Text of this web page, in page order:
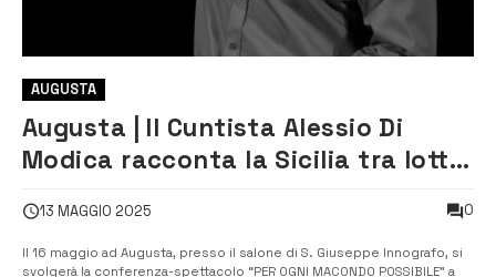
AUGUSTA
Augusta | Il Cuntista Alessio Di
Modica racconta la Sicilia tra lotta
13 MAGGIO 2025 0
Il 16 maggio ad Augusta, presso il salone di S. Giuseppe Innografo, si
svolgerà la conferenza-spettacolo “PER OGNI MACONDO POSSIBILE” a